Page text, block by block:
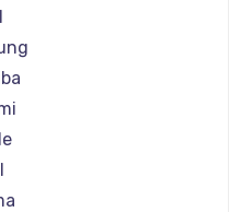
Philips
LG
Panasonic
Irbis
Thunderobot
Hasee
ZTE